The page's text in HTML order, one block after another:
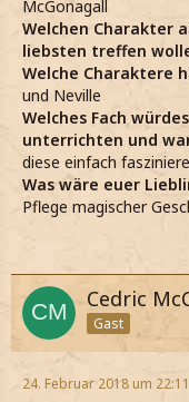
McGonagall
Welchen Charakter
liebsten treffen
Welche Charaktere
und Neville
Welches Fach
unterrichten und
diese einfach
Was wäre euer
Pflege magischer
Cedric
Gast
24. Februar 2018 um 22:11